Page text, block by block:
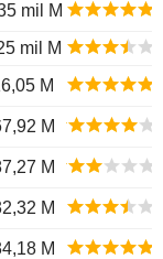
mil M
mil M
M
M
M
M
M